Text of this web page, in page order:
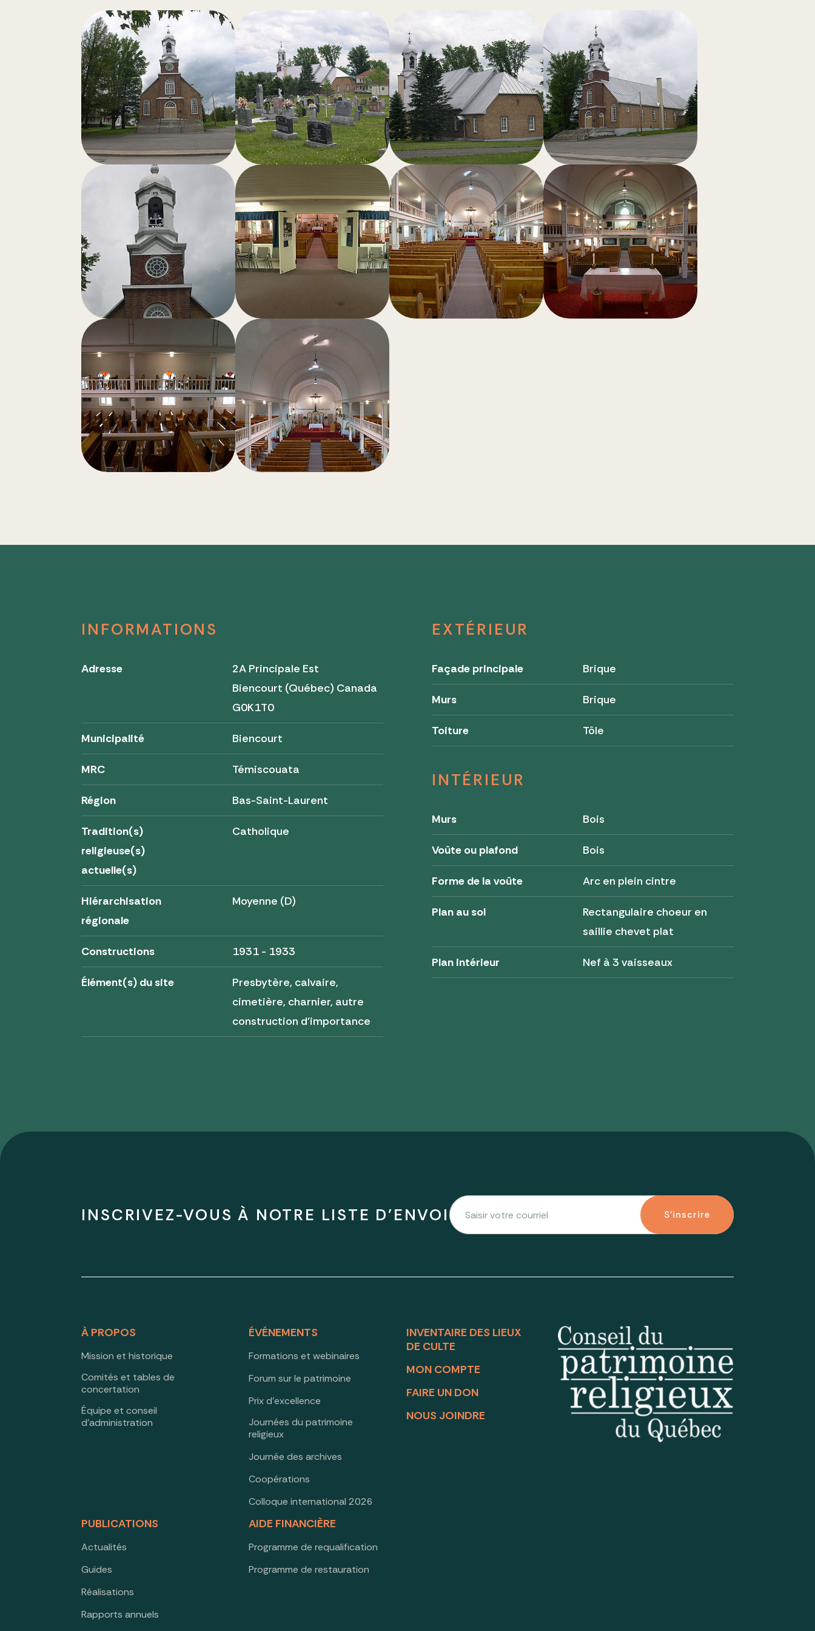
INFORMATIONS
Adresse
2A Principale Est
Biencourt (Québec) Canada
G0K1T0
Municipalité Biencourt
MRC Témiscouata
Région Bas-Saint-Laurent
Tradition(s)
religieuse(s)
actuelle(s)
Catholique
Hiérarchisation
régionale
Moyenne (D)
Constructions 1931 - 1933
Élément(s) du site
Presbytère, calvaire,
cimetière, charnier, autre
construction d'importance
EXTÉRIEUR
Façade principale Brique
Murs Brique
Toiture Tôle
INTÉRIEUR
Murs Bois
Voûte ou plafond Bois
Forme de la voûte Arc en plein cintre
Plan au sol
Rectangulaire choeur en
saillie chevet plat
Plan intérieur Nef à 3 vaisseaux
INSCRIVEZ-VOUS À NOTRE LISTE D'ENVOI S'inscrire
À PROPOS
Mission et historique
Comités et tables de
concertation
Équipe et conseil
d’administration
ÉVÉNEMENTS
Formations et webinaires
Forum sur le patrimoine
Prix d’excellence
Journées du patrimoine
religieux
Journée des archives
Coopérations
Colloque international 2026
PUBLICATIONS
Actualités
Guides
Réalisations
Rapports annuels
AIDE FINANCIÈRE
Programme de requalification
Programme de restauration
INVENTAIRE DES LIEUX
DE CULTE
MON COMPTE
FAIRE UN DON
NOUS JOINDRE